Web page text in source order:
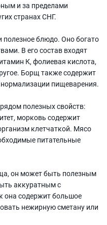
и за пределами
странах СНГ.
полезное блюдо. Оно богато
В его состав входят
К, фолиевая кислота,
Борщ также содержит
нормализации пищеварения.
полезных свойств:
морковь содержит
клетчаткой. Мясо
питательные
он может быть полезным
аккуратным с
она содержит большое
нежирную сметану или